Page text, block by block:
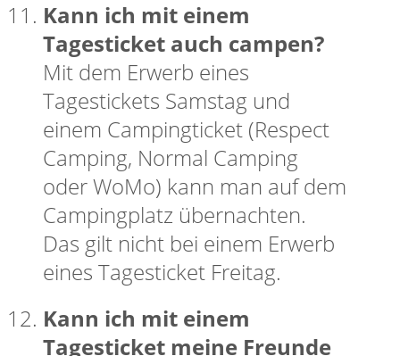
Kann ich mit einem
Tagesticket auch campen?
Mit dem Erwerb eines
Tagestickets Samstag und
einem Campingticket (Respect
Camping, Normal Camping
oder WoMo) kann man auf dem
Campingplatz übernachten.
Das gilt nicht bei einem Erwerb
eines Tagesticket Freitag.
Kann ich mit einem
Tagesticket meine Freunde